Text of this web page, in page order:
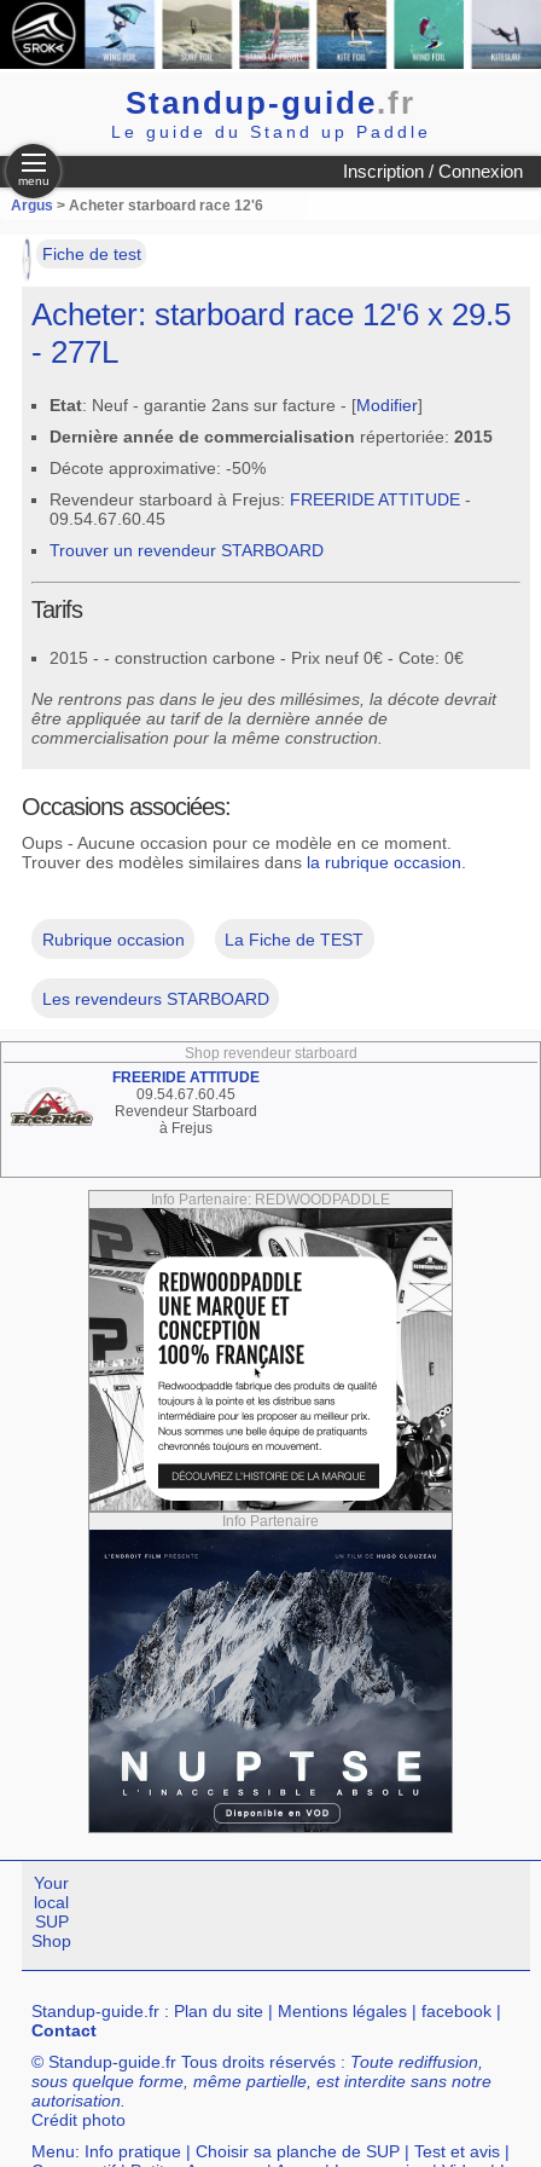
Standup-guide.fr
Le guide du Stand up Paddle
Inscription / Connexion
menu
Argus > Acheter starboard race 12'6
Fiche de test
Acheter: starboard race 12'6 x 29.5
- 277L
Etat: Neuf - garantie 2ans sur facture - [Modifier]
Dernière année de commercialisation répertoriée:2015
Décote approximative: -50%
Revendeur starboard à Frejus: FREERIDE ATTITUDE -
09.54.67.60.45
Trouver un revendeur STARBOARD
Tarifs
2015 - - construction carbone - Prix neuf 0€ - Cote: 0€
Ne rentrons pas dans le jeu des millésimes, la décote devrait
être appliquée au tarif de la dernière année de
commercialisation pour la même construction.
Occasions associées:
Oups - Aucune occasion pour ce modèle en ce moment.
Trouver des modèles similaires dans la rubrique occasion.
Rubrique occasion La Fiche de TEST
Les revendeurs STARBOARD
Shop revendeur starboard
FREERIDE ATTITUDE
09.54.67.60.45
Revendeur Starboard
à Frejus
Info Partenaire: REDWOODPADDLE
Info Partenaire
Your
local
SUP
Shop
Standup-guide.fr : Plan du site | Mentions légales |facebook |
Contact
© Standup-guide.fr Tous droits réservés : Toute rediffusion,
sous quelque forme, même partielle, est interdite sans notre
autorisation.
Crédit photo
Menu: Info pratique |Choisir sa planche de SUP |Test et avis |